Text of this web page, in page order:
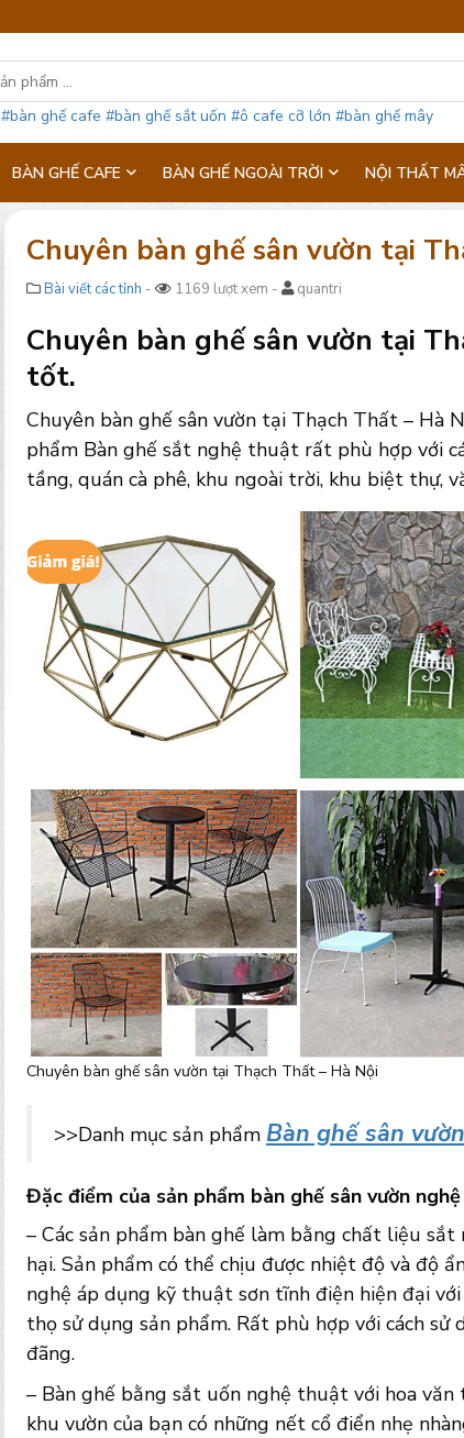
#bàn ghế cafe #bàn ghế sắt uốn #ô cafe cỡ lớn #bàn ghế mây
BÀN GHẾ CAFE BÀN GHẾ NGOÀI TRỜI NỘI THẤT
Chuyên bàn ghế sân vườn tại
Bài viết các tỉnh - 1169 lượt xem - quantri
Chuyên bàn ghế sân vườn tại
tốt.
Chuyên bàn ghế sân vườn tại Thạch Thất –
phẩm Bàn ghế sắt nghệ thuật rất phù hợp với
tầng, quán cà phê, khu ngoài trời, khu biệt thự,
Chuyên bàn ghế sân vườn tại Thạch Thất – Hà Nội
>>Danh mục sản phẩm Bàn ghế sân vườn
Đặc điểm của sản phẩm bàn ghế sân vườn
– Các sản phẩm bàn ghế làm bằng chất liệu
hại. Sản phẩm có thể chịu được nhiệt độ và độ
nghệ áp dụng kỹ thuật sơn tĩnh điện hiện đại
thọ sử dụng sản phẩm. Rất phù hợp với cách sử
đãng.
– Bàn ghế bằng sắt uốn nghệ thuật với hoa
khu vườn của bạn có những nết cổ điển nhẹ